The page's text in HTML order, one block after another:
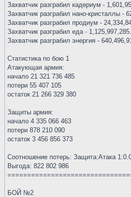
Захватчик разграбил кадериум -
Захватчик разграбил нано-кристаллы -
Захватчик разграбил продиум -
Захватчик разграбил еда - 1,125,997,285.
Захватчик разграбил энергия -
Статистика по бою 1
Атакующая армия:
начало 21 321 736 485
потери 55 407 105
остаток 21 266 329 380
Защиты армия:
начало 4 335 066 463
потери 878 210 090
остаток 3 456 856 373
Соотношение потерь: Защита:Атака
Выгода: 822 802 986
БОЙ №2